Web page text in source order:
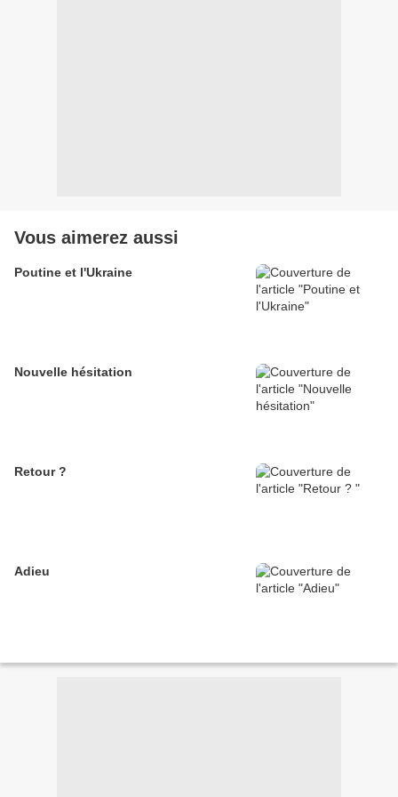
Vous aimerez aussi
Poutine et l'Ukraine
Nouvelle hésitation
Retour ?
Adieu